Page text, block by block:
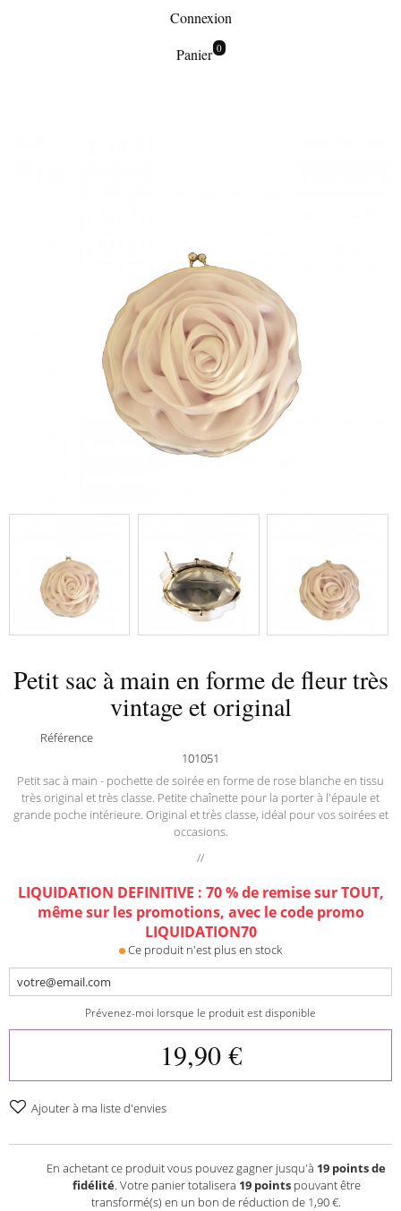
Connexion
Panier 0
Petit sac à main en forme de fleur très
vintage et original
Référence
101051
Petit sac à main - pochette de soirée en forme de rose blanche en tissu
très original et très classe. Petite chaînette pour la porter à l'épaule et
grande poche intérieure. Original et très classe, idéal pour vos soirées et
occasions.
//
LIQUIDATION DEFINITIVE : 70 % de remise sur TOUT,
même sur les promotions, avec le code promo
LIQUIDATION70
Ce produit n'est plus en stock
Prévenez-moi lorsque le produit est disponible
19,90 €
Ajouter à ma liste d'envies
En achetant ce produit vous pouvez gagner jusqu'à 19 points de
fidélité. Votre panier totalisera 19pointspouvant être
transformé(s) en un bon de réduction de 1,90 €.